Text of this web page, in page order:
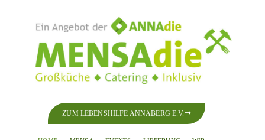
ZUM LEBENSHILFE ANNABERG E.V.